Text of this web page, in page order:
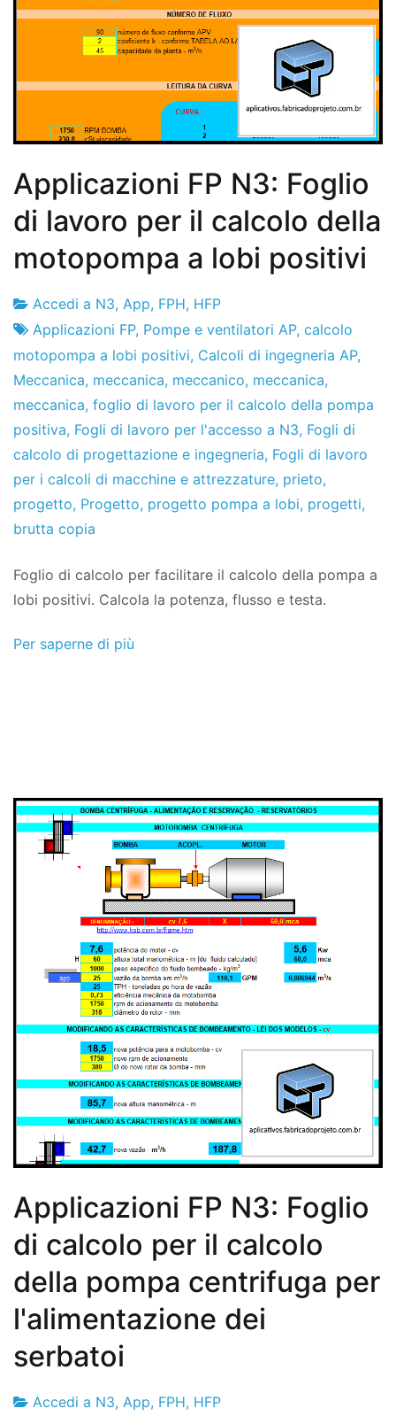
Applicazioni FP N3: Foglio
di lavoro per il calcolo della
motopompa a lobi positivi
Fabbrica
di
progetti
7
de
gennaio
de
2020
Accedi a N3, App, FPH, HFP
Applicazioni FP, Pompe e ventilatori AP, calcolo
motopompa a lobi positivi, Calcoli di ingegneria AP,
Meccanica, meccanica, meccanico, meccanica,
meccanica, foglio di lavoro per il calcolo della pompa
positiva, Fogli di lavoro per l'accesso a N3, Fogli di
calcolo di progettazione e ingegneria, Fogli di lavoro
per i calcoli di macchine e attrezzature, prieto,
progetto, Progetto, progetto pompa a lobi, progetti,
brutta copia
Foglio di calcolo per facilitare il calcolo della pompa a
lobi positivi. Calcola la potenza, flusso e testa.
Per saperne di più
Applicazioni FP N3: Foglio
di calcolo per il calcolo
della pompa centrifuga per
l'alimentazione dei
serbatoi
Accedi a N3, App, FPH, HFP